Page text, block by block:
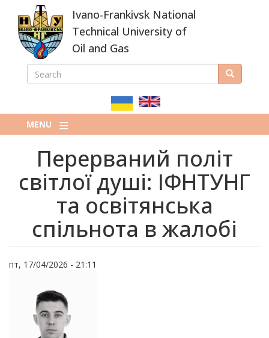
main
content
Ivano-Frankivsk National
Technical University of
Oil and Gas
ПОШУКОВА
SEARCH Search
MENU
Перерваний політ
світлої душі: ІФНТУНГ
та освітянська
спільнота в жалобі
пт, 17/04/2026 - 21:11